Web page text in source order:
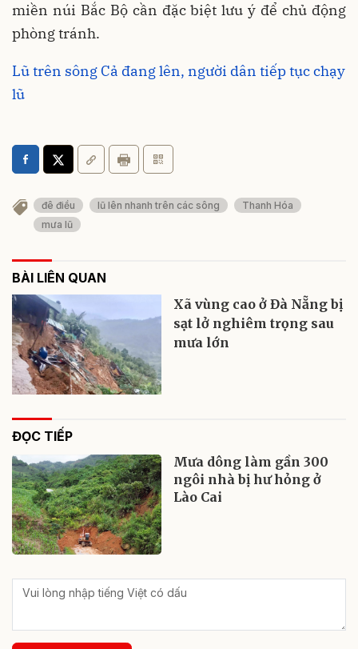
miền núi Bắc Bộ cần đặc biệt lưu ý để chủ động
phòng tránh.
Lũ trên sông Cả đang lên, người dân tiếp tục chạy
lũ
đê điều lũ lên nhanh trên các sông
Thanh Hóa
mưa lũ
BÀI LIÊN QUAN
Xã vùng cao ở Đà Nẵng bị
sạt lở nghiêm trọng sau
mưa lớn
ĐỌC TIẾP
Mưa dông làm gần 300
ngôi nhà bị hư hỏng ở
Lào Cai